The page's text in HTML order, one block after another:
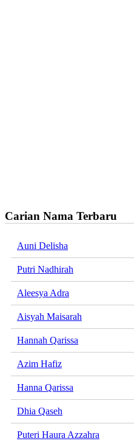
Carian Nama Terbaru
Auni Delisha
Putri Nadhirah
Aleesya Adra
Aisyah Maisarah
Hannah Qarissa
Azim Hafiz
Hanna Qarissa
Dhia Qaseh
Puteri Haura Azzahra